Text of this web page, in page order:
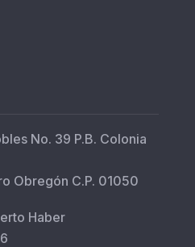
No. 39 P.B. Colonia
Obregón C.P. 01050
Haber